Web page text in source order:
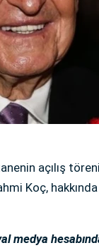
açılış
Koç,
medya